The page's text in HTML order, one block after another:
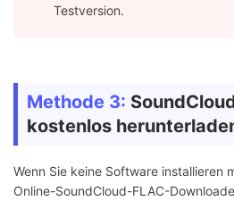
Testversion.
Methode 3:
kostenlos
Wenn Sie keine Software installieren
Online-SoundCloud-FLAC-